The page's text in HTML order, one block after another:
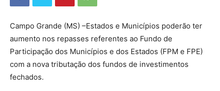
Campo Grande (MS) –Estados e Municípios poderão ter
aumento nos repasses referentes ao Fundo de
Participação dos Municípios e dos Estados (FPM e FPE)
com a nova tributação dos fundos de investimentos
fechados.